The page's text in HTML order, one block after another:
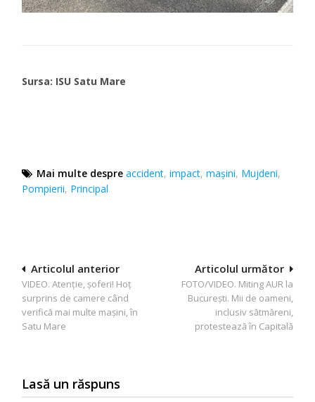
Sursa: ISU Satu Mare
Mai multe despre accident,impact,maşini, Mujdeni,
Pompierii, Principal
Navigare
în
articole
Articolul următor
FOTO/VIDEO. Miting AUR la
București. Mii de oameni,
inclusiv sătmăreni,
protestează în Capitală
Articolul anterior
VIDEO. Atenție, șoferi! Hoț
surprins de camere când
verifică mai multe mașini, în
Satu Mare
Lasă un răspuns